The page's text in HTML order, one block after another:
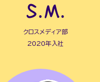
S.M.
クロスメディア部
2020年入社